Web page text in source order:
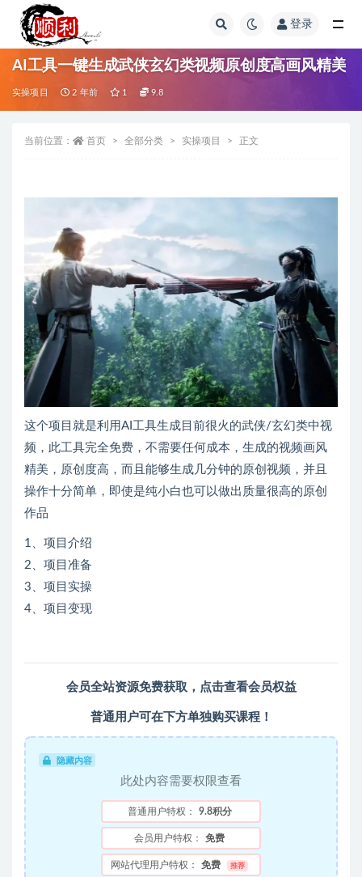
登录
AI工具一键生成武侠玄幻类视频原创度高画风精美
实操项目 2 年前 1 9.8
当前位置： 首页 全部分类 实操项目 正文
这个项目就是利用AI工具生成目前很火的武侠/玄幻类中视
频，此工具完全免费，不需要任何成本，生成的视频画风
精美，原创度高，而且能够生成几分钟的原创视频，并且
操作十分简单，即使是纯小白也可以做出质量很高的原创
作品
1、项目介绍
2、项目准备
3、项目实操
4、项目变现
会员全站资源免费获取， 点击查看会员权益
普通用户可在下方单独购买课程！
隐藏内容
此处内容需要权限查看
普通用户特权： 9.8积分
会员用户特权： 免费
网站代理用户特权： 免费 推荐
全部